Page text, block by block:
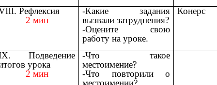
Рефлексия
2 мин
-Какие задания
вызвали затруднения?
-Оцените свою
работу на уроке.
Конерс
Подведение
урока
2 мин
-Что такое
местоимение?
-Что повторили о